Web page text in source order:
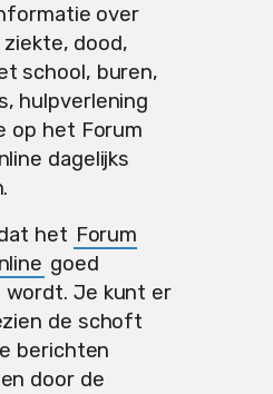
over
dood,
school, buren,
hulpverlening
op het Forum
dagelijks
het Forum
goed
wordt. Je kunt er
de schoft
berichten
door de